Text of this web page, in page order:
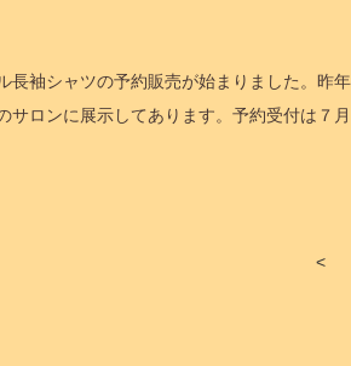
長袖シャツの予約販売が始まりました。昨
サロンに展示してあります。予約受付は７
<